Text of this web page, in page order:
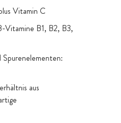
Vitamin C
Vitamine B1, B2, B3,
aus